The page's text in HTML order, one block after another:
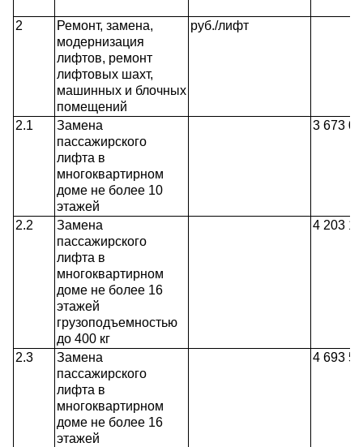
2
Ремонт, замена,
модернизация
лифтов, ремонт
лифтовых шахт,
машинных и блочных
помещений
руб./лифт
2.1
Замена
пассажирского
лифта в
многоквартирном
доме не более 10
этажей
3 673
2.2
Замена
пассажирского
лифта в
многоквартирном
доме не более 16
этажей
грузоподъемностью
до 400 кг
4 203
2.3
Замена
пассажирского
лифта в
многоквартирном
доме не более 16
этажей
4 693